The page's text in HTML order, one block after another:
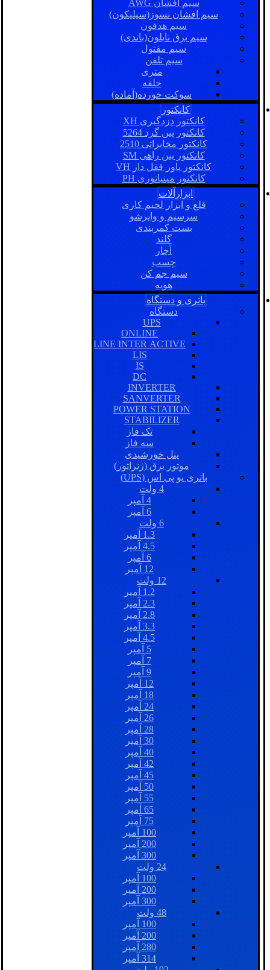
سیم افشان AWG
سیم افشان نسوز(سیلیکون)
سیم هدفون
سیم برق نایلون(باندی)
سیم مفتول
سیم تلفن
متری
حلقه
سوکت خورده(آماده)
کانکتور
کانکتور دزدگیری XH
کانکتور پین گرد 5264
کانکتور مخابراتی 2510
کانکتور بین راهی SM
کانکتور پاور قفل دار VH
کانکتور مینیاتوری PH
ابزارآلات
قلع و ابزار لحیم کاری
سرسیم و وایرشو
بست کمربندی
گلند
آچار
چسب
سیم جم کن
هویه
باتری و دستگاه
دستگاه
UPS
ONLINE
LINE INTER ACTIVE
LIS
IS
DC
INVERTER
SANVERTER
POWER STATION
STABILIZER
تک فاز
سه فاز
پنل خورشیدی
موتور برق (ژنراتور)
باتری یو پی اس (UPS)
4 ولت
4 آمپر
6 آمپر
6 ولت
1.3 آمپر
4.5 آمپر
6 آمپر
12 آمپر
12 ولت
1.2 آمپر
2.3 آمپر
2.8 آمپر
3.3 آمپر
4.5 آمپر
5 آمپر
7 آمپر
9 آمپر
12 آمپر
18 آمپر
24 آمپر
26 آمپر
28 آمپر
30 آمپر
40 آمپر
42 آمپر
45 آمپر
50 آمپر
55 آمپر
65 آمپر
75 آمپر
100 آمپر
200 آمپر
300 آمپر
24 ولت
100 آمپر
200 آمپر
300 آمپر
48 ولت
100 آمپر
200 آمپر
280 آمپر
314 آمپر